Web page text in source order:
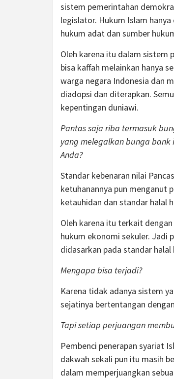
sistem pemerintahan
legislator. Hukum Islam
hukum adat dan sumber
Oleh karena itu dalam sistem
bisa kaffah melainkan hanya
warga negara Indonesia dan
diadopsi dan diterapkan.
kepentingan duniawi.
Pantas saja riba termasuk
yang melegalkan bunga bank
Anda?
Standar kebenaran nilai
ketuhanannya pun menganut
ketauhidan dan standar halal
Oleh karena itu terkait
hukum ekonomi sekuler. Jadi
didasarkan pada standar
Mengapa bisa terjadi?
Karena tidak adanya sistem
sejatinya bertentangan
Tapi setiap perjuangan
Pembenci penerapan syariat
dakwah sekali pun itu masih
dalam memperjuangkan